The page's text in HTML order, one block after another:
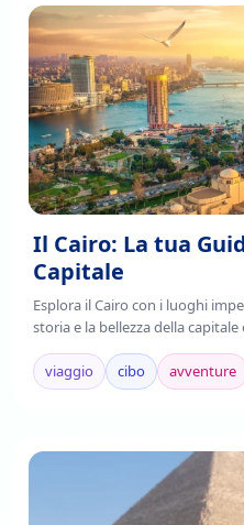
Il Cairo: La tua
Capitale
Esplora il Cairo con i luoghi
storia e la bellezza della
completa. Leggi ora!
viaggio
cibo avventure